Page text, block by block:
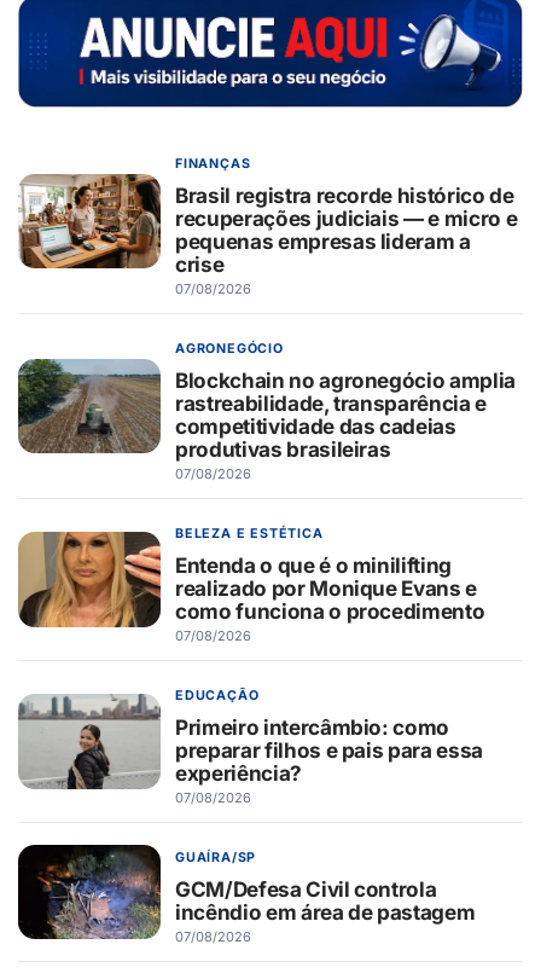
FINANÇAS
Brasil registra recorde histórico de
recuperações judiciais — e micro e
pequenas empresas lideram a
crise
07/08/2026
AGRONEGÓCIO
Blockchain no agronegócio amplia
rastreabilidade, transparência e
competitividade das cadeias
produtivas brasileiras
07/08/2026
BELEZA E ESTÉTICA
Entenda o que é o minilifting
realizado por Monique Evans e
como funciona o procedimento
07/08/2026
EDUCAÇÃO
Primeiro intercâmbio: como
preparar filhos e pais para essa
experiência?
07/08/2026
GUAÍRA/SP
GCM/Defesa Civil controla
incêndio em área de pastagem
07/08/2026